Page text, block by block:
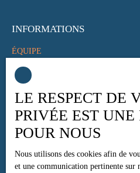
INFORMATIONS
ÉQUIPE
Nos honoraires
Mentions légales
Politique de confidentialité
Plan du site
Gérer les cookies
Propulsé par
LE RESPECT DE
PRIVÉE EST UNE
POUR NOUS
Nous utilisons des cookies afin de
et une communication pertinente sur